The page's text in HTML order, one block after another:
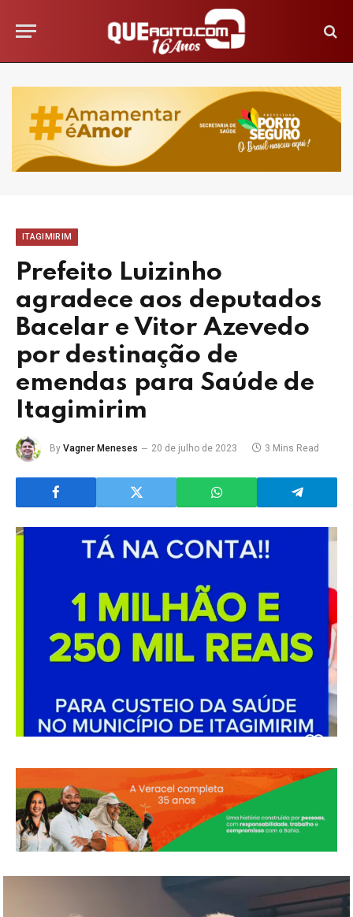
ITAGIMIRIM
Prefeito Luizinho
agradece aos deputados
Bacelar e Vitor Azevedo
por destinação de
emendas para Saúde de
Itagimirim
By Vagner Meneses 20 de julho de 2023 3 Mins Read